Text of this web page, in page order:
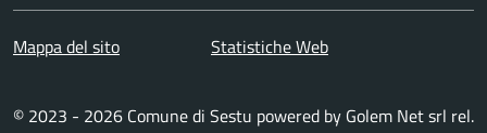
Mappa del sito Statistiche Web
© 2023 - 2026 Comune di Sestu powered by Golem Net srl rel.